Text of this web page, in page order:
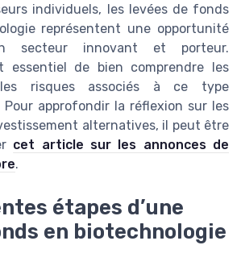
individuels, les levées de fonds
représentent une opportunité
secteur innovant et porteur.
essentiel de bien comprendre les
risques associés à ce type
Pour approfondir la réflexion sur les
alternatives, il peut être
cet article sur les annonces de
.
étapes d’une
en biotechnologie